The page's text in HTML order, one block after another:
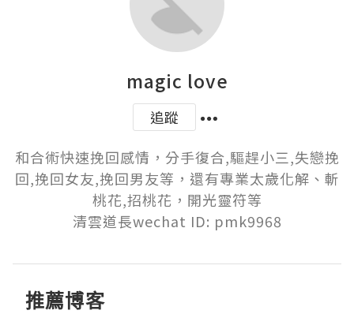
magic love
追蹤
和合術快速挽回感情，分手復合,驅趕小三,失戀挽
回,挽回女友,挽回男友等，還有專業太歲化解、斬
桃花,招桃花，開光靈符等
推薦博客